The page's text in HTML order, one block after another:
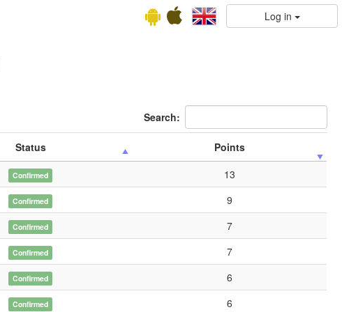
Log in
Search:
Status
Points
Confirmed
13
Confirmed
9
Confirmed
7
Confirmed
7
Confirmed
6
Confirmed
6